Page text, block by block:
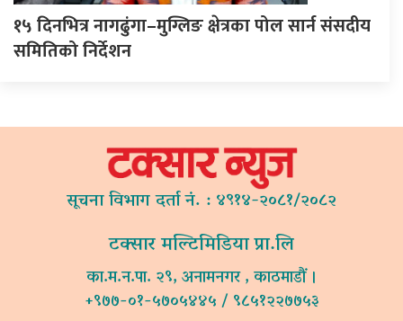
१५ दिनभित्र नागढुंगा–मुग्लिङ क्षेत्रका पोल सार्न संसदीय
समितिको निर्देशन
सूचना विभाग दर्ता नं. : ४९१४-२०८१/२०८२
टक्सार मल्टिमिडिया प्रा.लि
का.म.न.पा. २९, अनामनगर , काठमाडौं ।
+९७७-०१-५७०५४४५ / ९८५१२२७७५३